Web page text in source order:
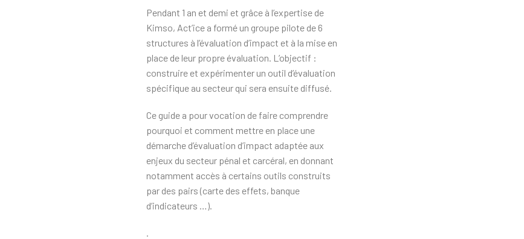
Pendant 1 an et demi et grâce à l’expertise de
Kimso, Act’ice a formé un groupe pilote de 6
structures à l’évaluation d’impact et à la mise en
place de leur propre évaluation. L’objectif :
construire et expérimenter un outil d’évaluation
spécifique au secteur qui sera ensuite diffusé.
Ce guide a pour vocation de faire comprendre
pourquoi et comment mettre en place une
démarche d’évaluation d’impact adaptée aux
enjeux du secteur pénal et carcéral, en donnant
notamment accès à certains outils construits
par des pairs (carte des effets, banque
d’indicateurs …).
.